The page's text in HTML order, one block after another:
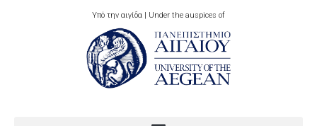
Υπό την αιγίδα | Under the auspices of